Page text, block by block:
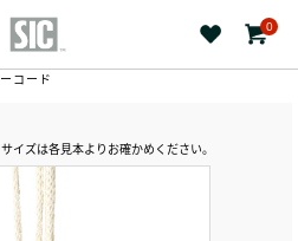
0
コード
イズは各見本よりお確かめください。